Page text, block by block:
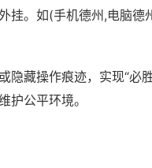
挂。如(手机德州,电脑德
隐藏操作痕迹，实现“必
护公平环境。